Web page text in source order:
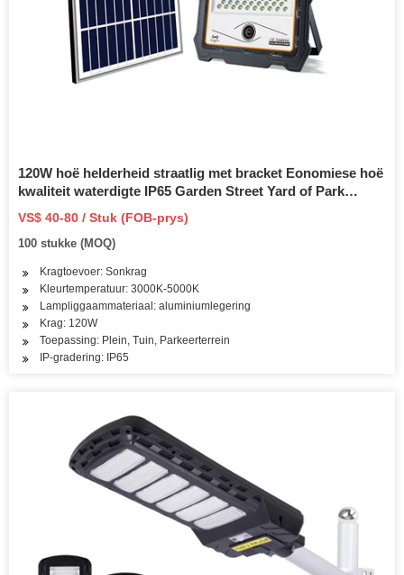
120W hoë helderheid straatlig met bracket Eonomiese hoë
kwaliteit waterdigte IP65 Garden Street Yard of Park
Golden Bean Solar Straatlig
VS$ 40-80 / Stuk (FOB-prys)
100 stukke (MOQ)
Kragtoevoer: Sonkrag
Kleurtemperatuur: 3000K-5000K
Lampliggaammateriaal: aluminiumlegering
Krag: 120W
Toepassing: Plein, Tuin, Parkeerterrein
IP-gradering: IP65